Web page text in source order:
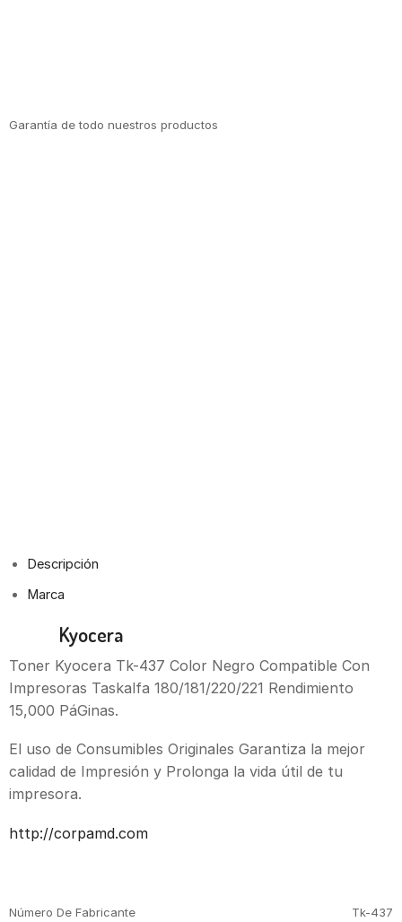
Garantía de todo nuestros productos
Descripción
Marca
Kyocera
Toner Kyocera Tk-437 Color Negro Compatible Con
Impresoras Taskalfa 180/181/220/221 Rendimiento
15,000 PáGinas.
El uso de Consumibles Originales Garantiza la mejor
calidad de Impresión y Prolonga la vida útil de tu
impresora.
http://corpamd.com
Número De Fabricante Tk-437